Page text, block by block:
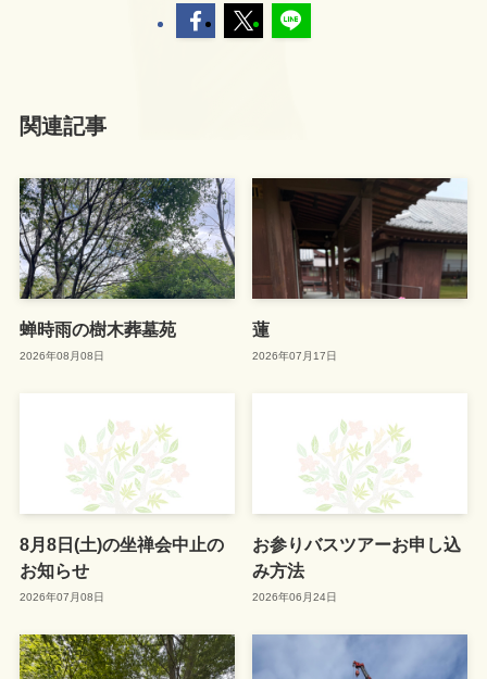
関連記事
蝉時雨の樹木葬墓苑
2026年08月08日
蓮
2026年07月17日
8月8日(土)の坐禅会中止の
お知らせ
2026年07月08日
お参りバスツアーお申し込
み方法
2026年06月24日